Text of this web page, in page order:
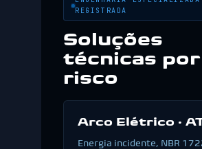
REGISTRADA
Soluções
técnicas por
risco
Arco Elétrico ·
Energia incidente, NBR